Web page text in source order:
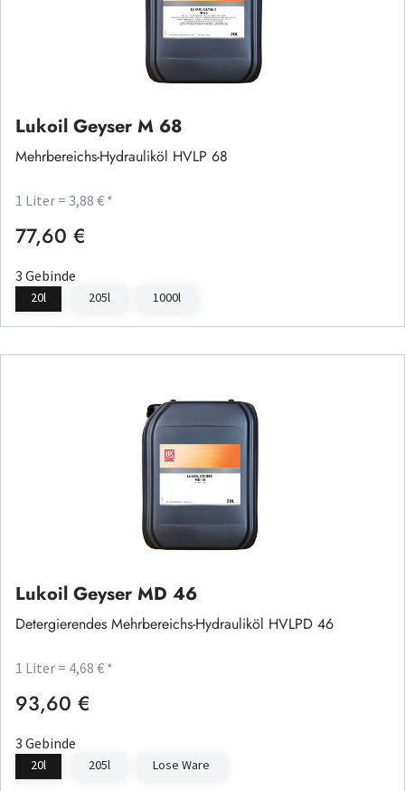
Lukoil Geyser M 68
Mehrbereichs-Hydrauliköl HVLP 68
1 Liter = 3,88 € *
Regulärer Preis:
77,60 €
3 Gebinde
20l 205l 1000l
Lukoil Geyser MD 46
Detergierendes Mehrbereichs-Hydrauliköl HVLPD 46
1 Liter = 4,68 € *
Regulärer Preis:
93,60 €
3 Gebinde
20l 205l Lose Ware